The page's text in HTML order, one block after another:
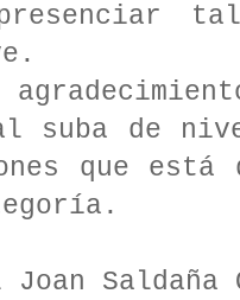
suba de
que está
Joan